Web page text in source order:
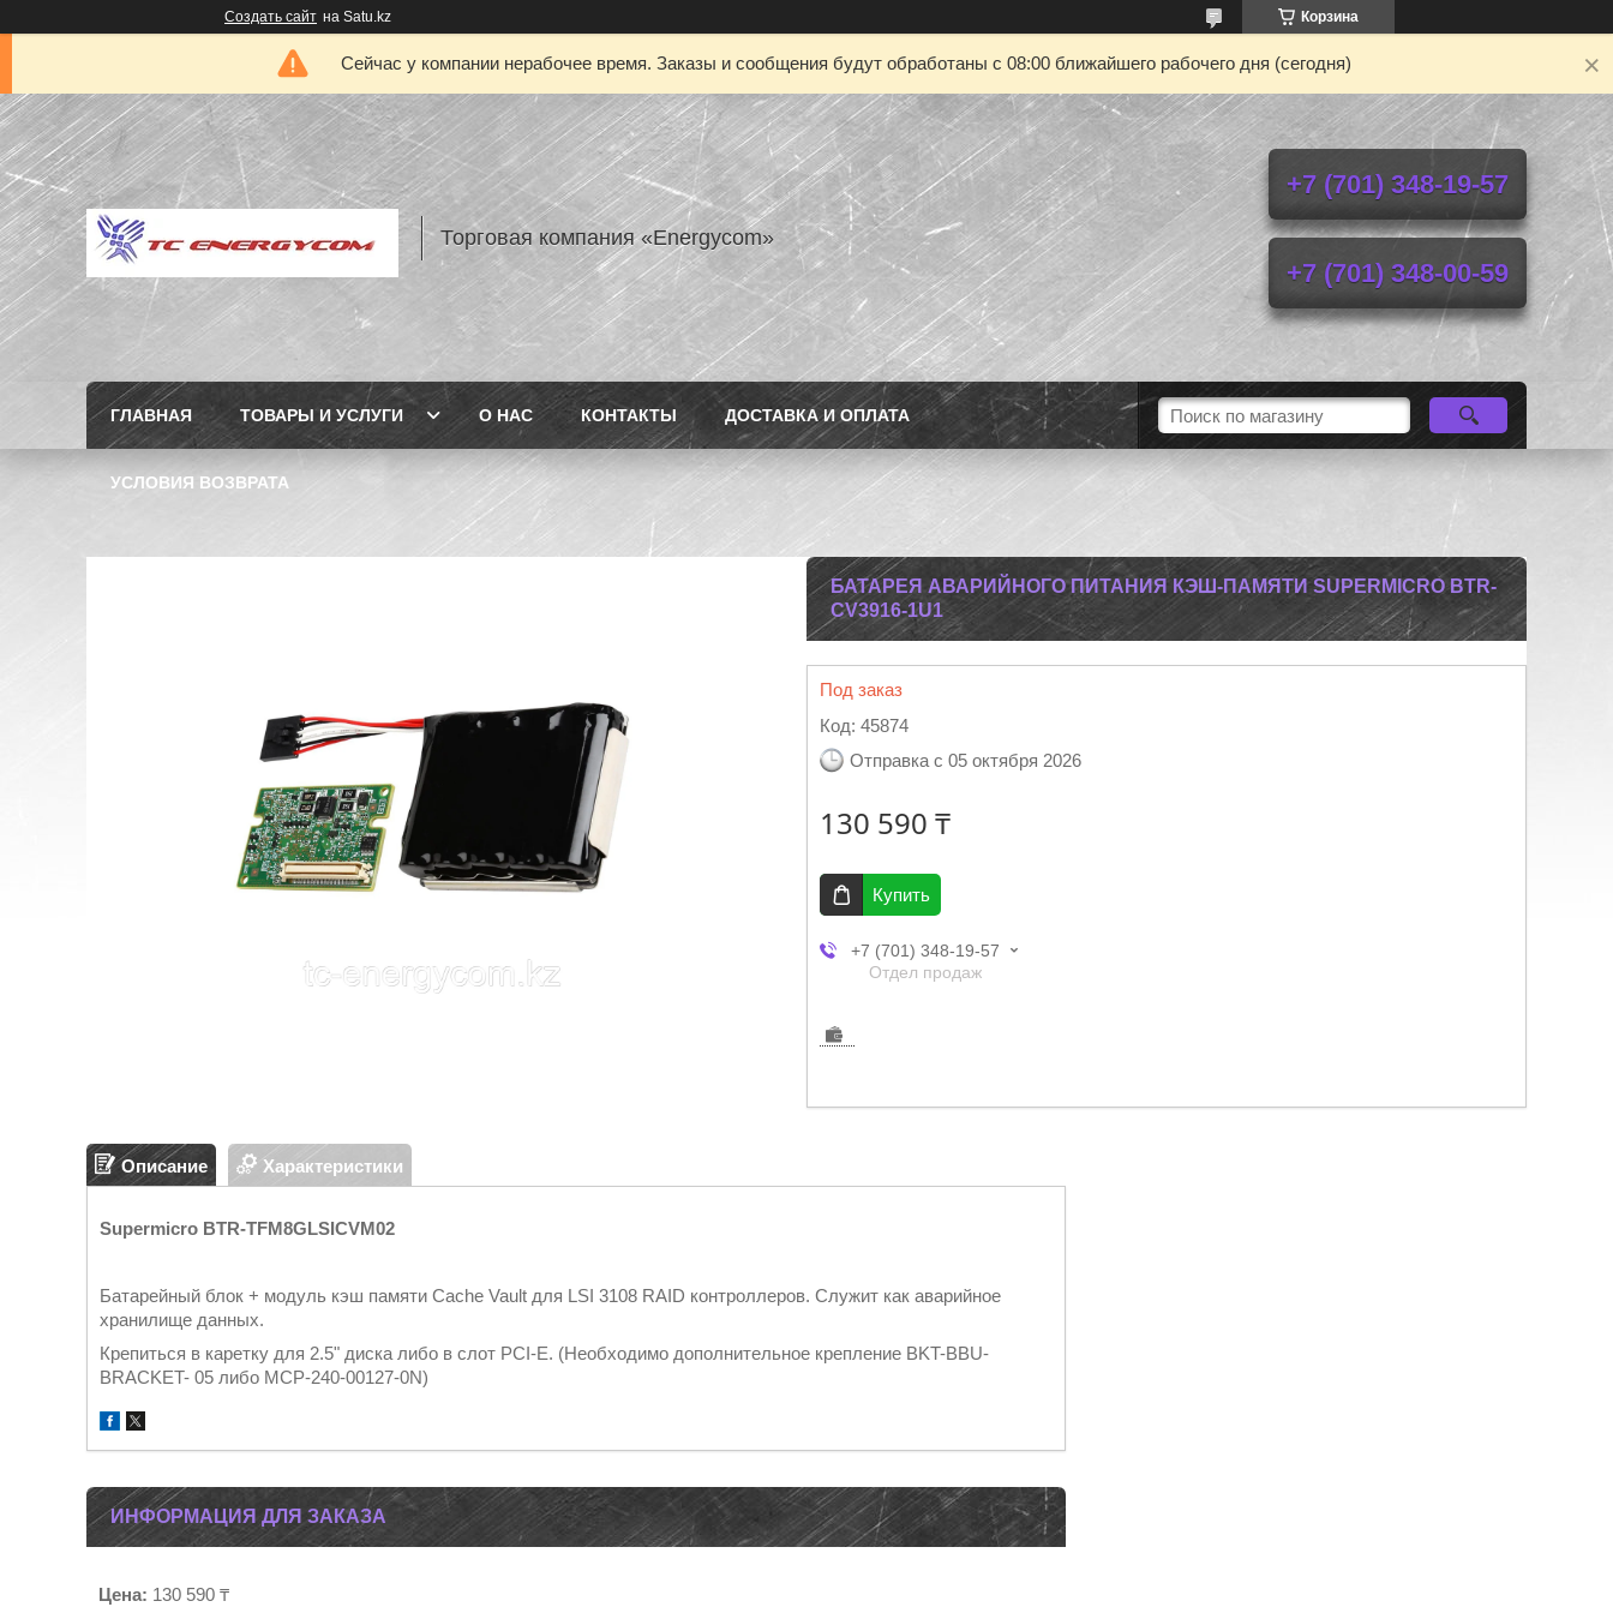
Создать сайт на Satu.kz Корзина
Сейчас у компании нерабочее время. Заказы и сообщения будут обработаны с 08:00 ближайшего рабочего дня (сегодня)
Торговая компания «Energycom»
+7 (701) 348-19-57
+7 (701) 348-00-59
ГЛАВНАЯ ТОВАРЫ И УСЛУГИ О НАС КОНТАКТЫ ДОСТАВКА И ОПЛАТА
УСЛОВИЯ ВОЗВРАТА
БАТАРЕЯ АВАРИЙНОГО ПИТАНИЯ КЭШ-ПАМЯТИ SUPERMICRO BTR-
CV3916-1U1
Под заказ
Код: 45874
Отправка с 05 октября 2026
130 590 ₸
Купить
+7 (701) 348-19-57
Отдел продаж
Описание Характеристики
Supermicro BTR-TFM8GLSICVM02
Батарейный блок + модуль кэш памяти Cache Vault для LSI 3108 RAID контроллеров. Служит как аварийное
хранилище данных.
Крепиться в каретку для 2.5" диска либо в слот PCI-E. (Необходимо дополнительное крепление BKT-BBU-
BRACKET- 05 либо MCP-240-00127-0N)
ИНФОРМАЦИЯ ДЛЯ ЗАКАЗА
Цена: 130 590 ₸